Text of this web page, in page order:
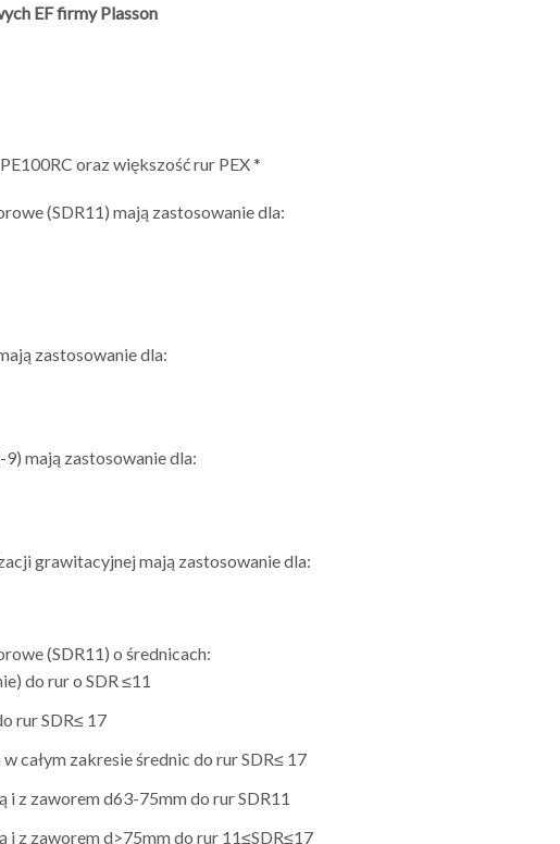
EF firmy Plasson
oraz większość rur PEX *
(SDR11) mają zastosowanie dla:
zastosowanie dla:
mają zastosowanie dla:
grawitacyjnej mają zastosowanie dla:
(SDR11) o średnicach:
do rur o SDR ≤11
rur SDR≤ 17
całym zakresie średnic do rur SDR≤ 17
i z zaworem d63-75mm do rur SDR11
i z zaworem d>75mm do rur 11≤SDR≤17